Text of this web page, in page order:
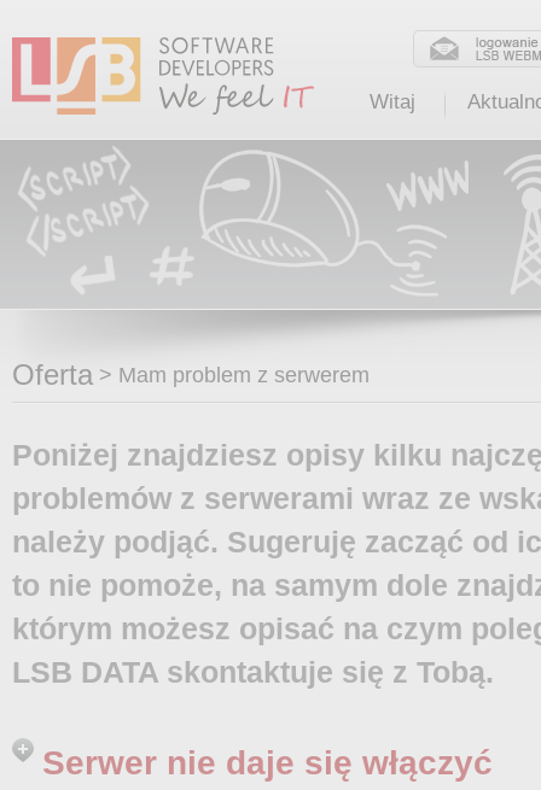
Witaj
Oferta > Mam problem z serwerem
Poniżej znajdziesz opisy kilku
problemów z serwerami wraz ze
należy podjąć. Sugeruję zacząć od
to nie pomoże, na samym dole
którym możesz opisać na czym
LSB DATA skontaktuje się z Tobą.
Serwer nie daje się włączyć